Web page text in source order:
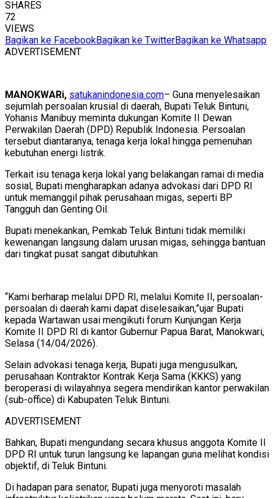
SHARES
72
VIEWS
Bagikan ke FacebookBagikan ke TwitterBagikan ke Whatsapp
ADVERTISEMENT
MANOKWARi, satukanindonesia.com– Guna menyelesaikan
sejumlah persoalan krusial di daerah, Bupati Teluk Bintuni,
Yohanis Manibuy meminta dukungan Komite II Dewan
Perwakilan Daerah (DPD) Republik Indonesia. Persoalan
tersebut diantaranya, tenaga kerja lokal hingga pemenuhan
kebutuhan energi listrik.
Terkait isu tenaga kerja lokal yang belakangan ramai di media
sosial, Bupati mengharapkan adanya advokasi dari DPD RI
untuk memanggil pihak perusahaan migas, seperti BP
Tangguh dan Genting Oil.
Bupati menekankan, Pemkab Teluk Bintuni tidak memiliki
kewenangan langsung dalam urusan migas, sehingga bantuan
dari tingkat pusat sangat dibutuhkan.
“Kami berharap melalui DPD RI, melalui Komite II, persoalan-
persoalan di daerah kami dapat diselesaikan,”ujar Bupati
kepada Wartawan usai mengikuti forum Kunjungan Kerja
Komite II DPD RI di kantor Gubernur Papua Barat, Manokwari,
Selasa (14/04/2026).
Selain advokasi tenaga kerja, Bupati juga mengusulkan,
perusahaan Kontraktor Kontrak Kerja Sama (KKKS) yang
beroperasi di wilayahnya segera mendirikan kantor perwakilan
(sub-office) di Kabupaten Teluk Bintuni.
ADVERTISEMENT
Bahkan, Bupati mengundang secara khusus anggota Komite II
DPD RI untuk turun langsung ke lapangan guna melihat kondisi
objektif, di Teluk Bintuni.
Di hadapan para senator, Bupati juga menyoroti masalah